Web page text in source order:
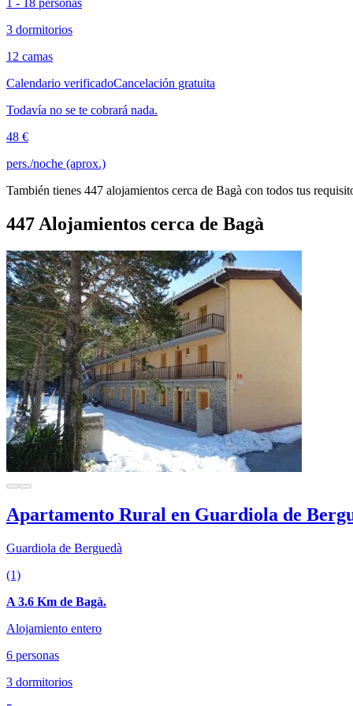
3 dormitorios
12 camas
Calendario verificadoCancelación gratuita
Todavía no se te cobrará nada.
48 €
pers./noche (aprox.)
También tienes 447 alojamientos cerca de Bagà con todos tus
447 Alojamientos cerca de Bagà
Apartamento Rural en Guardiola de
Guardiola de Berguedà
(1)
A 3.6 Km de Bagà.
Alojamiento entero
6 personas
3 dormitorios